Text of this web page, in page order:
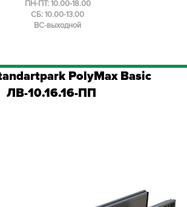
ПН-ПТ: 10.00-18.00
СБ: 10.00-13.00
ВС-выходной
PolyMax Basic
ЛВ-10.16.16-ПП